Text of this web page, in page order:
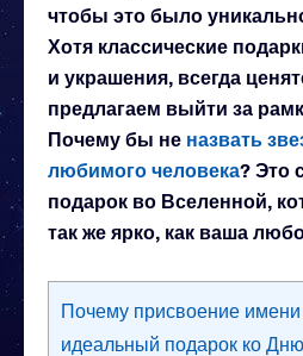
чтобы это было
Хотя классические
и украшения, всегда
предлагаем выйти за
Почему бы не назвать
любимого человека? Это
подарок во Вселенной,
так же ярко, как ваша
Почему присвоение
идеальный подарок ко